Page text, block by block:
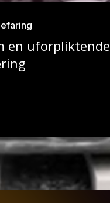
en uforpliktende